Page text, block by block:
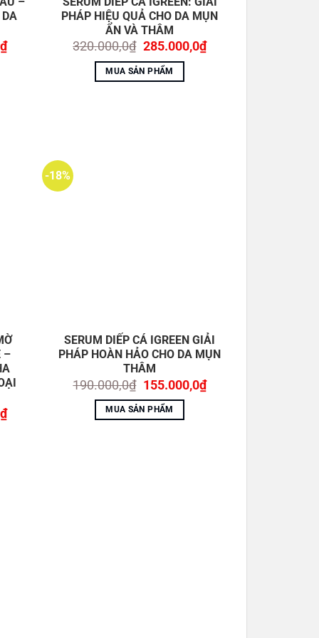
₫Giá
hiện
PHÁP HIỆU QUẢ CHO DA MỤN
ẨN VÀ THÂM
320.000,0₫ Giá
gốc
là:
320.000,0₫.
285.000,0₫Giá
hiện
MUA SẢN PHẨM
–
₫Giá
hiện
-18%
SERUM DIẾP CÁ IGREEN GIẢI
PHÁP HOÀN HẢO CHO DA MỤN
THÂM
190.000,0₫ Giá
gốc
là:
190.000,0₫.
155.000,0₫Giá
hiện
MUA SẢN PHẨM